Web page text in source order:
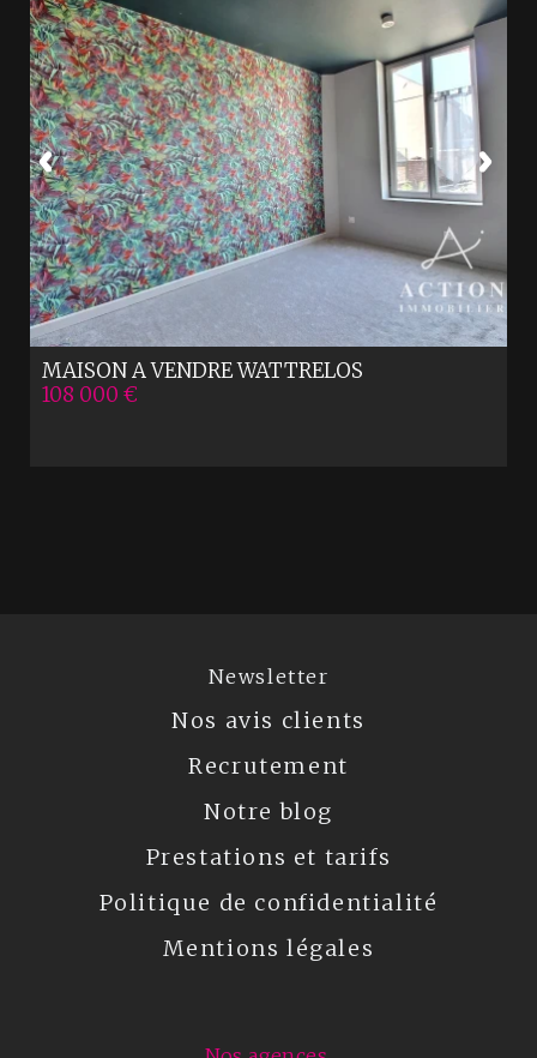
MAISON A VENDREWATTRELOS
108 000 €
Newsletter
Nos avis clients
Recrutement
Notre blog
Prestations et tarifs
Politique de confidentialité
Mentions légales